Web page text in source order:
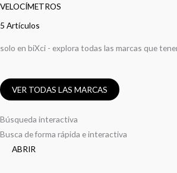
VELOCÍMETROS
5 Artículos
solo en biXci - explora todas las marcas que
VER TODAS LAS MARCAS
Búsqueda interactiva
Busca de forma rápida e interactiva
ABRIR